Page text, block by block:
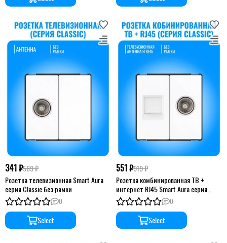
341 ₽569 ₽
Розетка телевизионная Smart Aura
серия Classic без рамки
0
Select
551 ₽919 ₽
Розетка комбинированная ТВ +
интернет RJ45 Smart Aura серия
Classic без рамки 0
Select